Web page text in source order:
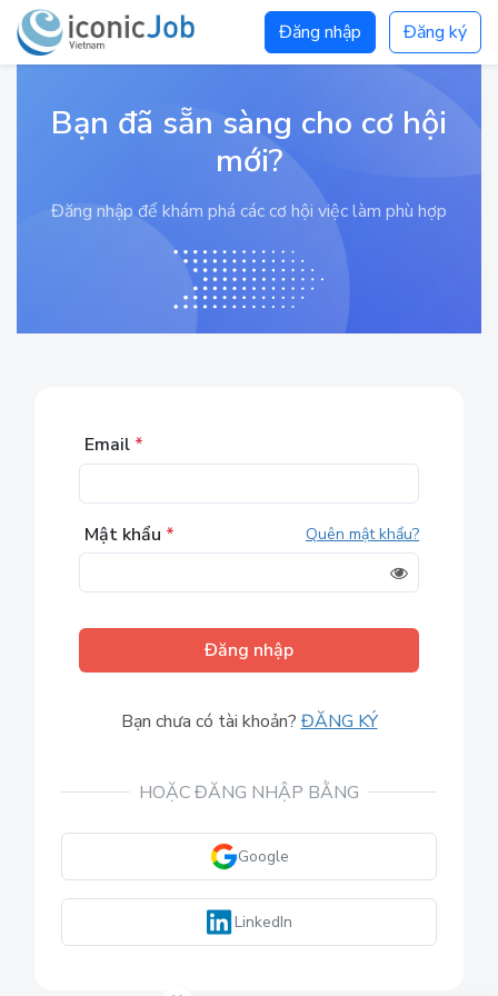
Đăng nhập Đăng ký
Bạn đã sẵn sàng cho cơ hội
mới?
Đăng nhập để khám phá các cơ hội việc làm phù hợp
Email *
Mật khẩu * Quên mật khẩu?
Đăng nhập
Bạn chưa có tài khoản? ĐĂNG KÝ
HOẶC ĐĂNG NHẬP BẰNG
Google
LinkedIn